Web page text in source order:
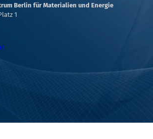
Berlin für Materialien und Energie
1